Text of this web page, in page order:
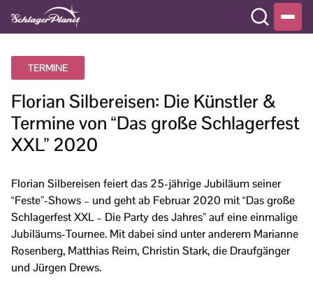
TERMINE
Florian Silbereisen: Die Künstler &
Termine von “Das große Schlagerfest
XXL” 2020
Florian Silbereisen feiert das 25-jährige Jubiläum seiner
“Feste”-Shows – und geht ab Februar 2020 mit “Das große
Schlagerfest XXL – Die Party des Jahres” auf eine einmalige
Jubiläums-Tournee. Mit dabei sind unter anderem Marianne
Rosenberg, Matthias Reim, Christin Stark, die Draufgänger
und Jürgen Drews.